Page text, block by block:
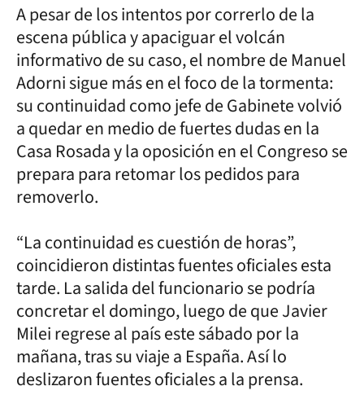
A pesar de los intentos por correrlo de la
escena pública y apaciguar el volcán
informativo de su caso, el nombre de Manuel
Adorni sigue más en el foco de la tormenta:
su continuidad como jefe de Gabinete volvió
a quedar en medio de fuertes dudas en la
Casa Rosada y la oposición en el Congreso se
prepara para retomar los pedidos para
removerlo.
“La continuidad es cuestión de horas”,
coincidieron distintas fuentes oficiales esta
tarde. La salida del funcionario se podría
concretar el domingo, luego de que Javier
Milei regrese al país este sábado por la
mañana, tras su viaje a España. Así lo
deslizaron fuentes oficiales a la prensa.